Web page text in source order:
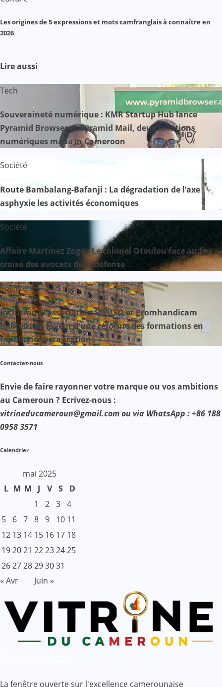
Les origines de 5 expressions et mots camfranglais à connaître en
2026
Lire aussi
Tech
Souveraineté numérique : KMR Startup Hub lance
Pyramid Browser et Pyramid Mail, deux solutions
numériques made in Cameroon
Société
Route Bambalang-Bafanji : La dégradation de l’axe
asphyxie les activités économiques
Société
Affaire Martinez Zogo : Le colonel Otoulou face au feu
croisé des avocats de la défense
Société
Inclusion : l’association SOMSO et Promhandicam
militent en faveur d’une réforme des formations en
hôtellerie-restauration
Contactez-nous
Envie de faire rayonner votre marque ou vos ambitions
au Cameroun ? Ecrivez-nous :
vitrineducameroun@gmail.com ou via WhatsApp : +86 188
0958 3571
Calendrier
mai 2025
L M M J V S
D
1
2 3 4
5
6 7 8 9 10 11
12 13 14 15 16 17 18
192021 22232425
262728293031
« Avr
Juin »
La fenêtre ouverte sur l'excellence camerounaise